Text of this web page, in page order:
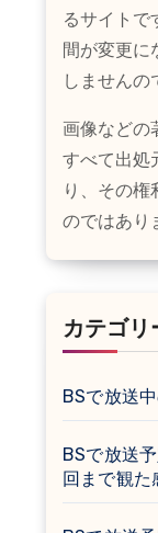
るサイトで
間が変更に
しませんの
画像などの
すべて出処
り、その権
のではあり
カテゴリ
BSで放送
BSで放送
回まで観た